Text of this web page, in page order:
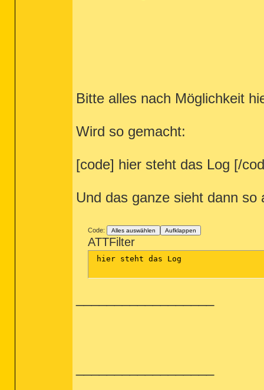
Bitte alles nach Möglichkeit
Wird so gemacht:
[code] hier steht das Log [/
Und das ganze sieht dann so
Code: Alles auswählen Aufklappen
ATTFilter
hier steht das Log